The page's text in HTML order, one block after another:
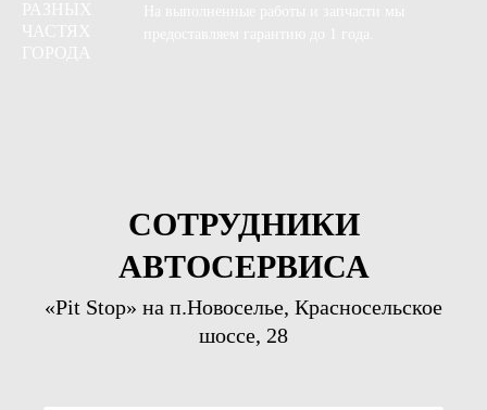
СОТРУДНИКИ
АВТОСЕРВИСА
«Pit Stop» на п.Новоселье, Красносельское
шоссе, 28